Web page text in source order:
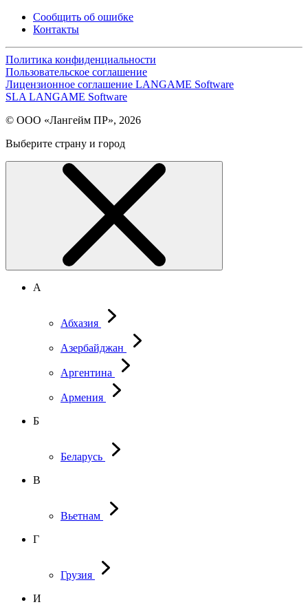
Сообщить об ошибке
Контакты
Политика конфиденциальности
Пользовательское соглашение
Лицензионное соглашение LANGAME Software
SLA LANGAME Software
© ООО «Лангейм ПР», 2026
Выберите страну и город
А
Абхазия
Азербайджан
Аргентина
Армения
Б
Беларусь
В
Вьетнам
Г
Грузия
И